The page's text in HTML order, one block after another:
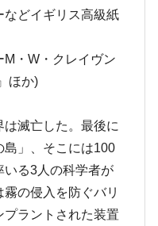
などイギリス高級紙
M・W・クレイヴン
ほか)
滅亡した。最後に
島」、そこには100
いる3人の科学者が
の侵入を防ぐバリ
ラントされた装置